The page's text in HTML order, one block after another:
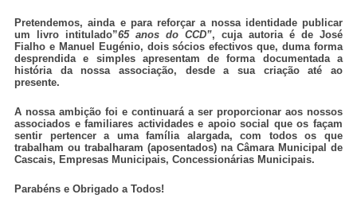
Pretendemos, ainda e para reforçar a nossa identidade publicar
um livro intitulado”65 anos do CCD”, cuja autoria é de José
Fialho e Manuel Eugénio, dois sócios efectivos que, duma forma
desprendida e simples apresentam de forma documentada a
história da nossa associação, desde a sua criação até ao
presente.
A nossa ambição foi e continuará a ser proporcionar aos nossos
associados e familiares actividades e apoio social que os façam
sentir pertencer a uma família alargada, com todos os que
trabalham ou trabalharam (aposentados) na Câmara Municipal de
Cascais, Empresas Municipais, Concessionárias Municipais.
Parabéns e Obrigado a Todos!